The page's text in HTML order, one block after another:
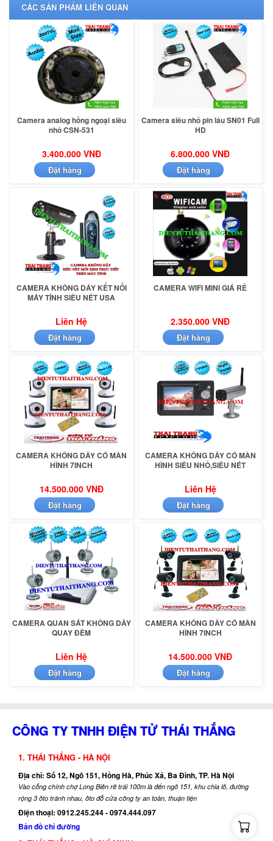
CÁC SẢN PHẨM LIÊN QUAN
Camera siêu nhỏ pin lâu SN01 Full
HD
6.800.000 VNĐ
Đặt hàng
Camera analog hồng ngoại siêu
nhỏ CSN-531
3.400.000 VNĐ
Đặt hàng
CAMERA WIFI MINI GIÁ RẺ
2.350.000 VNĐ
Đặt hàng
CAMERA KHÔNG DÂY KẾT NỐI
MÁY TÍNH SIÊU NÉT USA
Liên Hệ
Đặt hàng
CAMERA KHÔNG DÂY CÓ MÀN
HÌNH SIÊU NHỎ,SIÊU NÉT
Liên Hệ
Đặt hàng
CAMERA KHÔNG DÂY CÓ MÀN
HÌNH 7INCH
14.500.000 VNĐ
Đặt hàng
CAMERA KHÔNG DÂY CÓ MÀN
HÌNH 7INCH
14.500.000 VNĐ
Đặt hàng
CAMERA QUAN SÁT KHÔNG DÂY
QUAY ĐÊM
Liên Hệ
Đặt hàng
CÔNG TY TNHH ĐIỆN TỬ THÁI THẮNG
1. THÁI THẮNG - HÀ NỘI
Địa chỉ: Số 12, Ngõ 151, Hồng Hà, Phúc Xá, Ba Đình, TP. Hà Nội
Vào cổng chính chợ Long Biên rẽ trái 100m là đến ngõ 151, khu chia lô, đường
rộng 3 ôto tránh nhau, ôto đỗ cửa công ty an toàn, thuận tiện
Điện thoại: 0912.245.244 - 0974.444.097
Bản đồ chỉ đường